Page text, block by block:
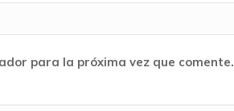
para la próxima vez que comente.